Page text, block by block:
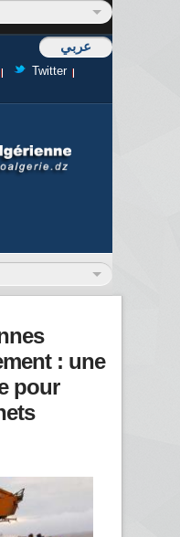
عربي
Twitter
: une
pour